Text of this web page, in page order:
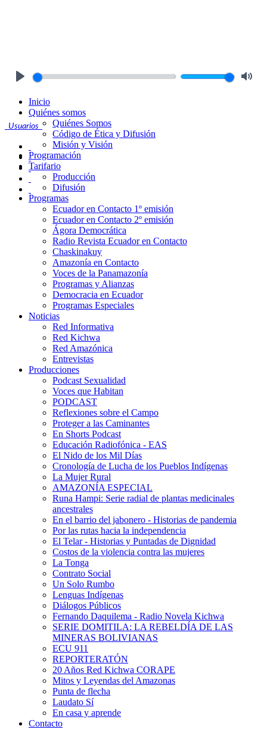
Usuarios
Inicio
Quiénes somos
Quiénes Somos
Código de Ética y Difusión
Misión y Visión
Programación
Tarifario
Producción
Difusión
Programas
Ecuador en Contacto 1º emisión
Ecuador en Contacto 2º emisión
Ágora Democrática
Radio Revista Ecuador en Contacto
Chaskinakuy
Amazonía en Contacto
Voces de la Panamazonía
Programas y Alianzas
Democracia en Ecuador
Programas Especiales
Noticias
Red Informativa
Red Kichwa
Red Amazónica
Entrevistas
Producciones
Podcast Sexualidad
Voces que Habitan
PODCAST
Reflexiones sobre el Campo
Proteger a las Caminantes
En Shorts Podcast
Educación Radiofónica - EAS
El Nido de los Mil Días
Cronología de Lucha de los Pueblos Indígenas
La Mujer Rural
AMAZONÍA ESPECIAL
Runa Hampi: Serie radial de plantas medicinales
ancestrales
En el barrio del jabonero - Historias de pandemia
Por las rutas hacia la independencia
El Telar - Historias y Puntadas de Dignidad
Costos de la violencia contra las mujeres
La Tonga
Contrato Social
Un Solo Rumbo
Lenguas Indígenas
Diálogos Públicos
Fernando Daquilema - Radio Novela Kichwa
SERIE DOMITILA: LA REBELDÍA DE LAS
MINERAS BOLIVIANAS
ECU 911
REPORTERATÓN
20 Años Red Kichwa CORAPE
Mitos y Leyendas del Amazonas
Punta de flecha
Laudato Sí
En casa y aprende
Contacto